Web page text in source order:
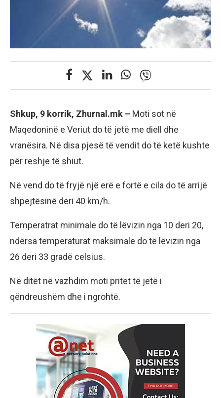
Shkup, 9 korrik, Zhurnal.mk – Moti sot në
Maqedoninë e Veriut do të jetë me diell dhe
vranësira. Në disa pjesë të vendit do të ketë kushte
për reshje të shiut.
Në vend do të fryjë një erë e fortë e cila do të arrijë
shpejtësinë deri 40 km/h.
Temperatrat minimale do të lëvizin nga 10 deri 20,
ndërsa temperaturat maksimale do të lëvizin nga
26 deri 33 gradë celsius.
Në ditët në vazhdim moti pritet të jetë i
qëndreushëm dhe i ngrohtë.